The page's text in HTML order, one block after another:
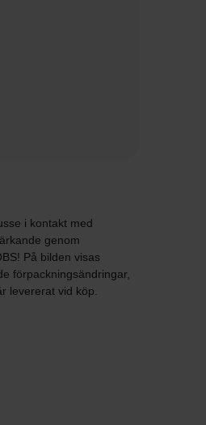
i kontakt med
genom
På bilden visas
förpackningsändringar,
levererat vid köp.